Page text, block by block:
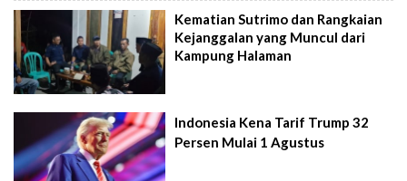
Kematian Sutrimo dan Rangkaian
Kejanggalan yang Muncul dari
Kampung Halaman
Indonesia Kena Tarif Trump 32
Persen Mulai 1 Agustus